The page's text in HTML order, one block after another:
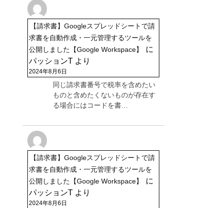
【請求書】Googleスプレッドシートで請
求書を自動作成・一元管理するツールを
公開しました【Google Workspace】
に
パッションT より
2024年8月6日
同じ請求書番号で税率を含めたい
ものと含めたくないものが存在す
る場合にはコードを書…
【請求書】Googleスプレッドシートで請
求書を自動作成・一元管理するツールを
公開しました【Google Workspace】
に
パッションT より
2024年8月6日